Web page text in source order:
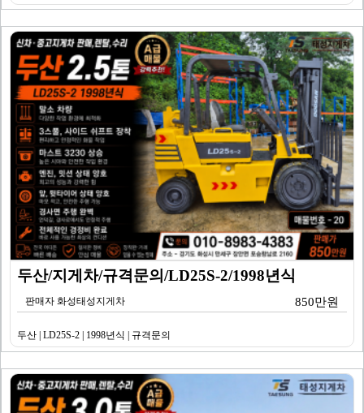
두산/지게차/규격문의/LD25S-2/1998년식
판매자 화성태성지게차 850만원
두산 | LD25S-2 | 1998년식 | 규격문의